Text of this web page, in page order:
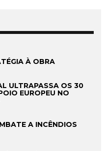
À OBRA
ULTRAPASSA OS 30
EUROPEU NO
A INCÊNDIOS